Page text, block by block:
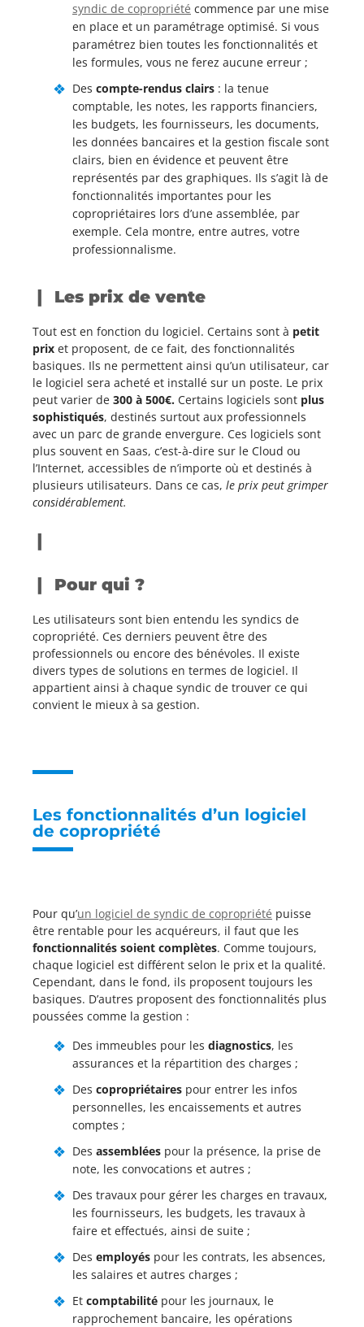
syndic de copropriété commence par une mise
en place et un paramétrage optimisé. Si vous
paramétrez bien toutes les fonctionnalités et
les formules, vous ne ferez aucune erreur ;
Des compte-rendus clairs : la tenue
comptable, les notes, les rapports financiers,
les budgets, les fournisseurs, les documents,
les données bancaires et la gestion fiscale sont
clairs, bien en évidence et peuvent être
représentés par des graphiques. Ils s’agit là de
fonctionnalités importantes pour les
copropriétaires lors d’une assemblée, par
exemple. Cela montre, entre autres, votre
professionnalisme.
Les prix de vente
Tout est en fonction du logiciel. Certains sont à petit
prix et proposent, de ce fait, des fonctionnalités
basiques. Ils ne permettent ainsi qu’un utilisateur, car
le logiciel sera acheté et installé sur un poste. Le prix
peut varier de 300 à 500€. Certains logiciels sont plus
sophistiqués, destinés surtout aux professionnels
avec un parc de grande envergure. Ces logiciels sont
plus souvent en Saas, c’est-à-dire sur le Cloud ou
l’Internet, accessibles de n’importe où et destinés à
plusieurs utilisateurs. Dans ce cas, le prix peut grimper
considérablement.
Pour qui ?
Les utilisateurs sont bien entendu les syndics de
copropriété. Ces derniers peuvent être des
professionnels ou encore des bénévoles. Il existe
divers types de solutions en termes de logiciel. Il
appartient ainsi à chaque syndic de trouver ce qui
convient le mieux à sa gestion.
Les fonctionnalités d’un logiciel
de copropriété
Pour qu’un logiciel de syndic de copropriété puisse
être rentable pour les acquéreurs, il faut que les
fonctionnalités soient complètes. Comme toujours,
chaque logiciel est différent selon le prix et la qualité.
Cependant, dans le fond, ils proposent toujours les
basiques. D’autres proposent des fonctionnalités plus
poussées comme la gestion :
Des immeubles pour les diagnostics, les
assurances et la répartition des charges ;
Des copropriétaires pour entrer les infos
personnelles, les encaissements et autres
comptes ;
Des assemblées pour la présence, la prise de
note, les convocations et autres ;
Des travaux pour gérer les charges en travaux,
les fournisseurs, les budgets, les travaux à
faire et effectués, ainsi de suite ;
Des employés pour les contrats, les absences,
les salaires et autres charges ;
Et comptabilité pour les journaux, le
rapprochement bancaire, les opérations